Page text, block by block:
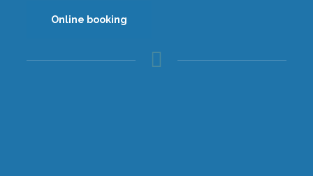
Online booking